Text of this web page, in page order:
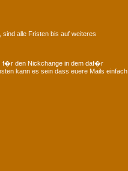
alle Fristen bis auf weiteres
f�r den Nickchange in dem daf�r
kann es sein dass euere Mails einfach